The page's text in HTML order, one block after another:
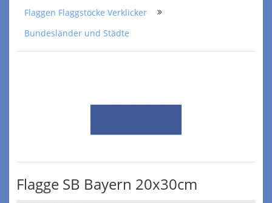
Flaggen Flaggstöcke Verklicker
Bundesländer und Städte
Flagge SB Bayern 20x30cm